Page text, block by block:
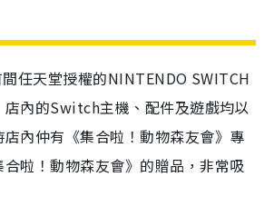
任天堂授權的NINTENDO SWITCH
店內的Switch主機、配件及遊戲均以
內仲有《集合啦！動物森友會》專
啦！動物森友會》的贈品，非常吸